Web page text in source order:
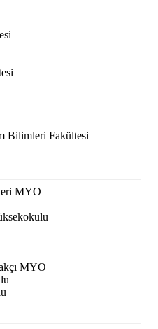
Bilimleri Fakültesi
MYO
MYO